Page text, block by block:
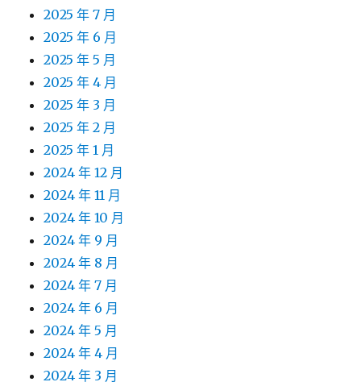
2025 年 7 月
2025 年 6 月
2025 年 5 月
2025 年 4 月
2025 年 3 月
2025 年 2 月
2025 年 1 月
2024 年 12 月
2024 年 11 月
2024 年 10 月
2024 年 9 月
2024 年 8 月
2024 年 7 月
2024 年 6 月
2024 年 5 月
2024 年 4 月
2024 年 3 月